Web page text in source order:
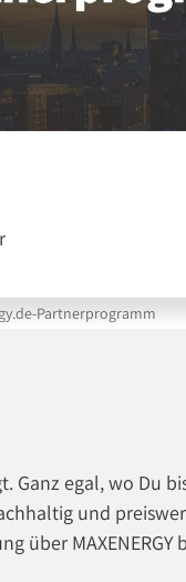
Partnerprogramm
Ganz egal, wo Du
und
über MAXENERGY